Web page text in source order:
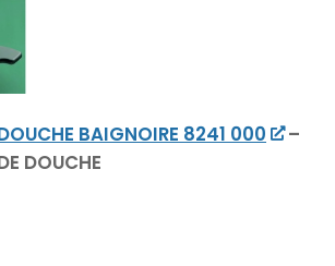
BAIGNOIRE 8241 000
–
DOUCHE